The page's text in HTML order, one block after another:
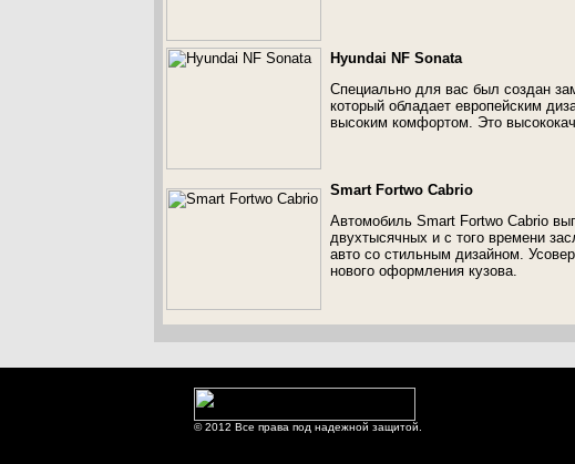
Hyundai NF Sonata
Специально для вас был создан
который обладает европейским
высоким комфортом. Это
Smart Fortwo Cabrio
Автомобиль Smart Fortwo Cabrio
двухтысячных и с того времени
авто со стильным дизайном.
нового оформления кузова.
© 2012 Все права под надежной защитой.